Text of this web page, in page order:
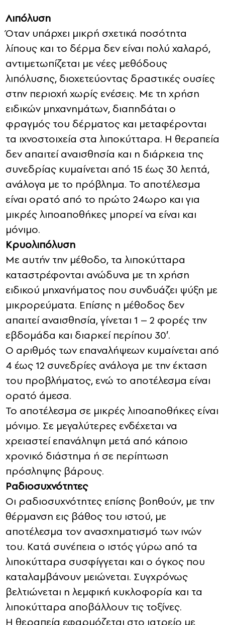
Λιπόλυση
Όταν υπάρχει μικρή σχετικά ποσότητα
λίπους και το δέρμα δεν είναι πολύ χαλαρό,
αντιμετωπίζεται με νέες μεθόδους
λιπόλυσης, διοχετεύοντας δραστικές ουσίες
στην περιοχή χωρίς ενέσεις. Με τη χρήση
ειδικών μηχανημάτων, διαπηδάται ο
φραγμός του δέρματος και μεταφέρονται
τα ιχνοστοιχεία στα λιποκύτταρα. Η θεραπεία
δεν απαιτεί αναισθησία και η διάρκεια της
συνεδρίας κυμαίνεται από 15 έως 30 λεπτά,
ανάλογα με το πρόβλημα. Το αποτέλεσμα
είναι ορατό από το πρώτο 24ωρο και για
μικρές λιποαποθήκες μπορεί να είναι και
μόνιμο.
Κρυολιπόλυση
Με αυτήν την μέθοδο, τα λιποκύτταρα
καταστρέφονται ανώδυνα με τη χρήση
ειδικού μηχανήματος που συνδυάζει ψύξη με
μικρορεύματα. Επίσης η μέθοδος δεν
απαιτεί αναισθησία, γίνεται 1 – 2 φορές την
εβδομάδα και διαρκεί περίπου 30′.
Ο αριθμός των επαναλήψεων κυμαίνεται από
4 έως 12 συνεδρίες ανάλογα με την έκταση
του προβλήματος, ενώ το αποτέλεσμα είναι
ορατό άμεσα.
Το αποτέλεσμα σε μικρές λιποαποθήκες είναι
μόνιμο. Σε μεγαλύτερες ενδέχεται να
χρειαστεί επανάληψη μετά από κάποιο
χρονικό διάστημα ή σε περίπτωση
πρόσληψης βάρους.
Ραδιοσυχνότητες
Οι ραδιοσυχνότητες επίσης βοηθούν, με την
θέρμανση εις βάθος του ιστού, με
αποτέλεσμα τον ανασχηματισμό των ινών
του. Κατά συνέπεια ο ιστός γύρω από τα
λιποκύτταρα συσφίγγεται και ο όγκος που
καταλαμβάνουν μειώνεται. Συγχρόνως
βελτιώνεται η λεμφική κυκλοφορία και τα
λιποκύτταρα αποβάλλουν τις τοξίνες.
Η θεραπεία εφαρμόζεται στο ιατρείο με